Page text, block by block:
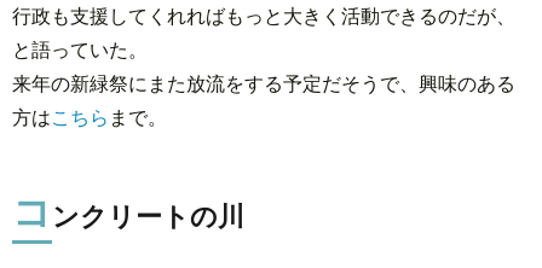
行政も支援してくれればもっと大きく活動できるのだが、
と語っていた。
来年の新緑祭にまた放流をする予定だそうで、興味のある
方はこちら まで。
コ ンクリートの川